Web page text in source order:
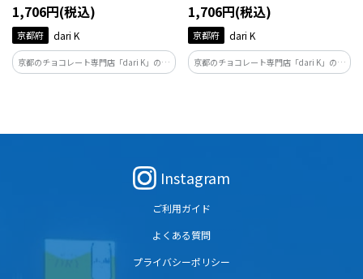
1,706円(税込)
京都府 dari K
京都のチョコレート専門店「dari K」の代
表商品。インドネシアのカカオ農家と栽
1,706円(税込)
京都府 dari K
京都のチョコレート専門店「dari K」の代
表商品。インドネシアのカカオ農家と栽
Instagram
ご利用ガイド
よくある質問
プライバシーポリシー